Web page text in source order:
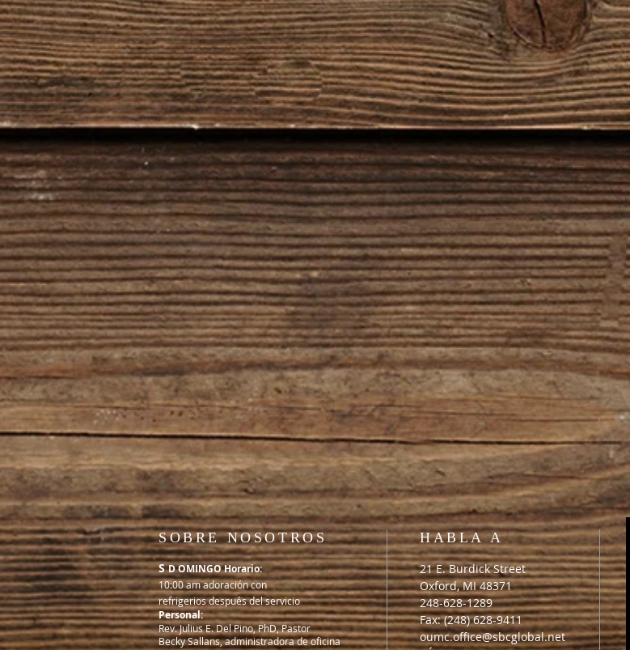
SOBRE NOSOTROS
S D OMINGO Horario:
10:00 am adoración con
refrigerios después del servicio
Personal:
Rev. Julius E. Del Pino, PhD, Pastor
Becky Sallans, administradora de oficina
HABLA A
21 E. Burdick Street
Oxford, MI 48371
248-628-1289
Fax: (248) 628-9411
oumc.office@sbcglobal.net